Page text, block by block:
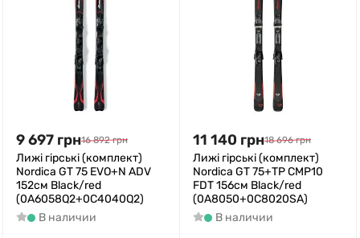
9 697 грн16 892 грн
Лижі гірські (комплект)
Nordica GT 75 EVO+N ADV
152см Black/red
(0A6058Q2+0C4040Q2)
В наличии
11 140 грн18 696 грн
Лижі гірські (комплект)
Nordica GT 75+TP CMP10
FDT 156см Black/red
(0A8050+0C8020SA)
В наличии